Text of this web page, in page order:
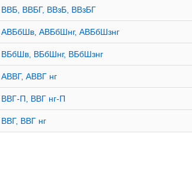
ВВБ, ВВБГ, ВВзБ, ВВзБГ
АВБбШв, АВБбШнг, АВБбШзнг
ВБбШв, ВБбШнг, ВБбШзнг
АВВГ, АВВГ нг
ВВГ-П, ВВГ нг-П
ВВГ нг